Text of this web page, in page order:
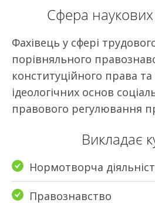
Сфера наукових
Фахівець у сфері
порівняльного
конституційного права та
ідеологічних основ
правового регулювання
Викладає
Нормотворча
Правознавство